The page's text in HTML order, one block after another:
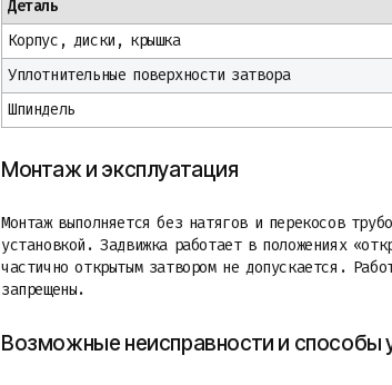
Деталь
Корпус, диски, крышка
Уплотнительные поверхности затвора
Шпиндель
Монтаж и эксплуатация
Монтаж выполняется без натягов и перекосов
установкой. Задвижка работает в положениях
частично открытым затвором не допускается.
запрещены.
Возможные неисправности и способы